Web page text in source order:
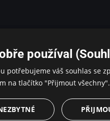
používal
potřebujeme váš souhlas se
na tlačítko "Přijmout všechny".